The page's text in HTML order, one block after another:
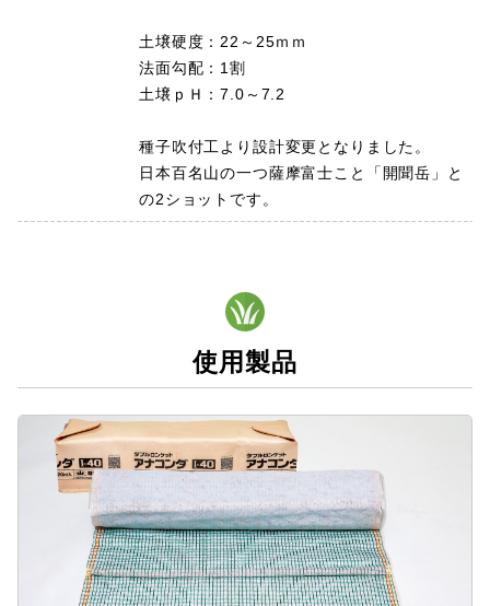
土壌硬度：22～25ｍｍ
法面勾配：1割
土壌ｐＨ：7.0～7.2
種子吹付工より設計変更となりました。
日本百名山の一つ薩摩富士こと「開聞岳」と
の2ショットです。
使用製品